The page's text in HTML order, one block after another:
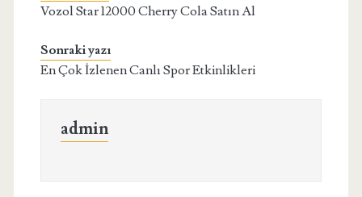
Vozol Star 12000 Cherry Cola Satın Al
Sonraki yazı
En Çok İzlenen Canlı Spor Etkinlikleri
admin